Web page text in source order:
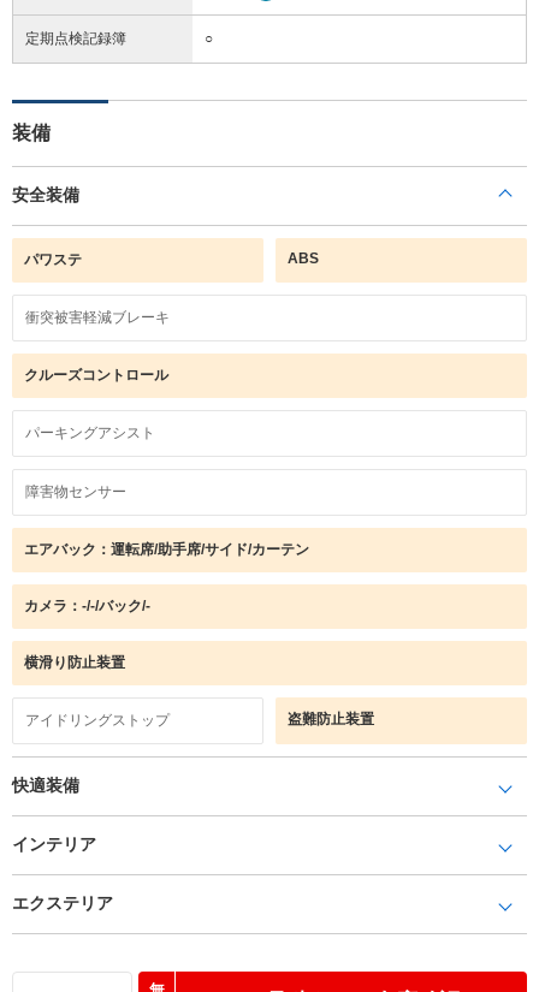
定期点検記録簿 ○
装備
安全装備
パワステ ABS
衝突被害軽減ブレーキ
クルーズコントロール
パーキングアシスト
障害物センサー
エアバック：運転席/助手席/サイド/カーテン
カメラ：-/-/バック/-
横滑り防止装置
アイドリングストップ 盗難防止装置
快適装備
インテリア
エクステリア